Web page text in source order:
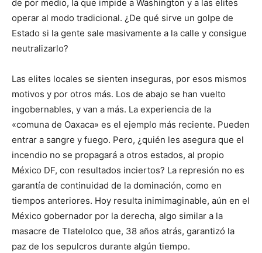
de por medio, la que impide a Washington y a las elites
operar al modo tradicional. ¿De qué sirve un golpe de
Estado si la gente sale masivamente a la calle y consigue
neutralizarlo?
Las elites locales se sienten inseguras, por esos mismos
motivos y por otros más. Los de abajo se han vuelto
ingobernables, y van a más. La experiencia de la
«comuna de Oaxaca» es el ejemplo más reciente. Pueden
entrar a sangre y fuego. Pero, ¿quién les asegura que el
incendio no se propagará a otros estados, al propio
México DF, con resultados inciertos? La represión no es
garantía de continuidad de la dominación, como en
tiempos anteriores. Hoy resulta inimimaginable, aún en el
México gobernador por la derecha, algo similar a la
masacre de Tlatelolco que, 38 años atrás, garantizó la
paz de los sepulcros durante algún tiempo.